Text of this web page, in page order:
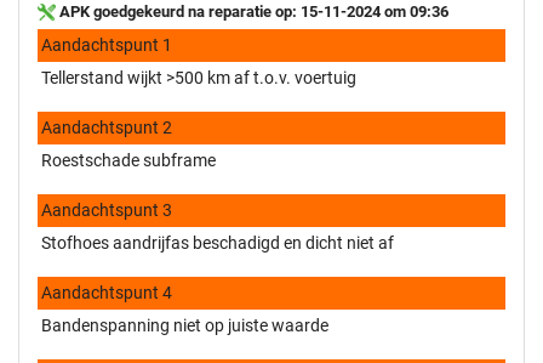
APK goedgekeurd na reparatie op: 15-11-2024 om 09:36
Aandachtspunt 1
Tellerstand wijkt >500 km af t.o.v. voertuig
Aandachtspunt 2
Roestschade subframe
Aandachtspunt 3
Stofhoes aandrijfas beschadigd en dicht niet af
Aandachtspunt 4
Bandenspanning niet op juiste waarde